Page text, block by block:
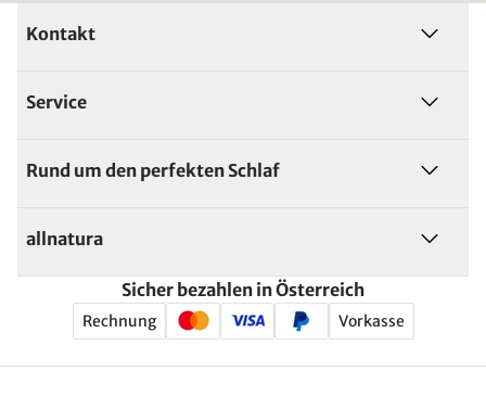
Kontakt
Service
Rund um den perfekten Schlaf
allnatura
Sicher bezahlen in Österreich
Rechnung Vorkasse